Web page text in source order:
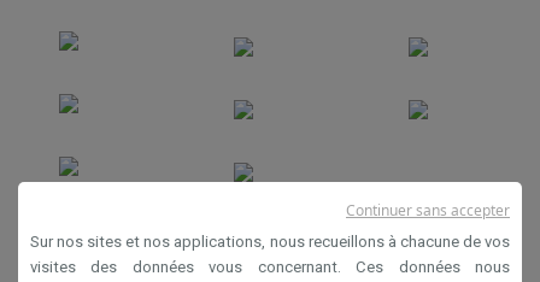
Conditions générales de vente
Privacy
Sur nos sites et nos applications, nous recueillons à chacune de vos
visites des données vous concernant. Ces données nous
Continuer sans accepter